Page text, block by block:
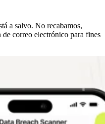
a salvo. No recabamos,
correo electrónico para fines